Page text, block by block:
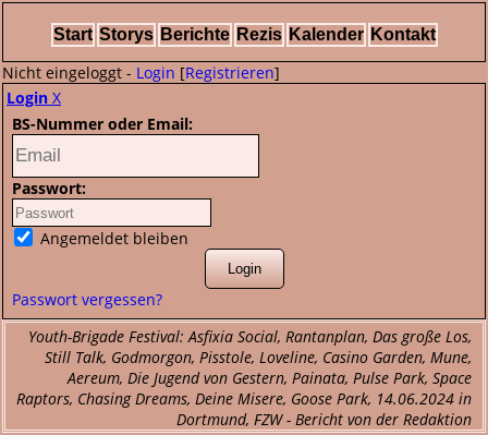
Start Storys Berichte Rezis Kalender Kontakt
Nicht eingeloggt - Login [Registrieren]
Login X
BS-Nummer oder Email:
Passwort:
Angemeldet bleiben
Passwort vergessen?
Youth-Brigade Festival: Asfixia Social, Rantanplan, Das große Los,
Still Talk, Godmorgon, Pisstole, Loveline, Casino Garden, Mune,
Aereum, Die Jugend von Gestern, Painata, Pulse Park, Space
Raptors, Chasing Dreams, Deine Misere, Goose Park, 14.06.2024 in
Dortmund, FZW - Bericht von der Redaktion